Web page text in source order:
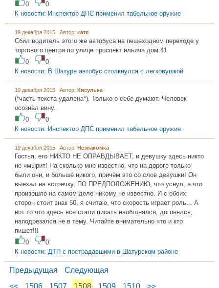
0
0
К новости: Инспектор ДПС применил табельное оружие
19 декабря 2015 Автор: катя
Сбил водитель этого же автобуса на пешеходном переходе у
торгового центра по улице проспект ильича дом 41
0
0
К новости: В Шатуре автобус столкнулся с легковушкой
19 декабря 2015 Автор: Кисулька
(*часть текста удалена*). Только о себе думают. Человек
осознал вину.
0
0
К новости: Инспектор ДПС применил табельное оружие
19 декабря 2015 Автор: Незнакомка
Гостья, его НИКТО НЕ ОПРАВДЫВАЕТ, и девушку здесь никто
не чмырит! На сколько мне известно, что на дороге только
были они, и больше никого, причём это со слов девушки! Он
выехал на встречку, ПО ПРЕДПОЛОЖЕНИЮ, что уснул, а что
произошло на самом деле никому не известно. И с обоих
сторон стоит знак 50, я считаю, что скорость играет роль... А
вот то что здесь все стали писать наобгонялся, догонялся,
наподрезался не в тему. Читайте внимательно что и кто
пишет!!!
0
0
К новости: ДТП с пострадавшими в Шатурском районе
Предыдущая
Следующая
<<
1506 1507 1508 1509 1510 >>